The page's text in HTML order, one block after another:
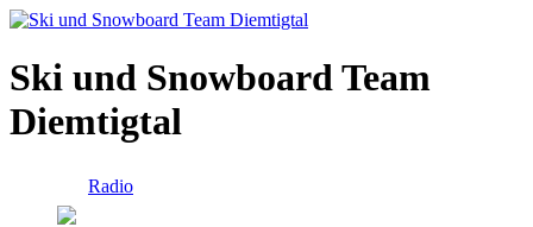
Ski und Snowboard Team
Diemtigtal
Radio